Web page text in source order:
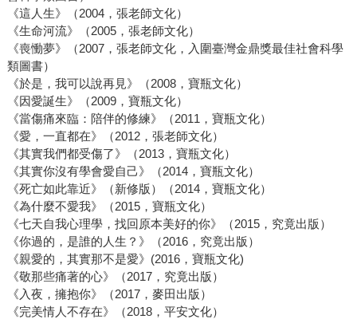
《這人生》（2004，張老師文化）
《生命河流》（2005，張老師文化）
《喪慟夢》（2007，張老師文化，入圍臺灣金鼎獎最佳社會科學
類圖書）
《於是，我可以說再見》（2008，寶瓶文化）
《因愛誕生》（2009，寶瓶文化）
《當傷痛來臨：陪伴的修練》（2011，寶瓶文化）
《愛，一直都在》（2012，張老師文化）
《其實我們都受傷了》（2013，寶瓶文化）
《其實你沒有學會愛自己》（2014，寶瓶文化）
《死亡如此靠近》（新修版）（2014，寶瓶文化）
《為什麼不愛我》（2015，寶瓶文化）
《七天自我心理學，找回原本美好的你》（2015，究竟出版）
《你過的，是誰的人生？》（2016，究竟出版）
《親愛的，其實那不是愛》(2016，寶瓶文化)
《敬那些痛著的心》（2017，究竟出版）
《入夜，擁抱你》（2017，麥田出版）
《完美情人不存在》（2018，平安文化）